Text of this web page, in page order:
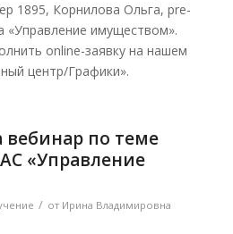
1895, Корнилова Ольга, pre-
«Управление имуществом».
online-заявку на нашем
центр/Графики».
по теме
«Управление
/ от Ирина Владимировна